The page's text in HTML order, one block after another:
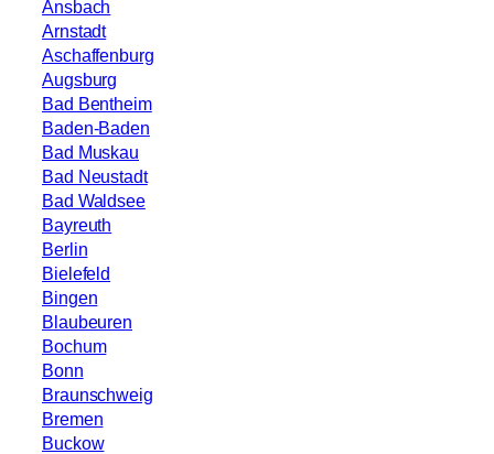
Ansbach
Arnstadt
Aschaffenburg
Augsburg
Bad Bentheim
Baden-Baden
Bad Muskau
Bad Neustadt
Bad Waldsee
Bayreuth
Berlin
Bielefeld
Bingen
Blaubeuren
Bochum
Bonn
Braunschweig
Bremen
Buckow